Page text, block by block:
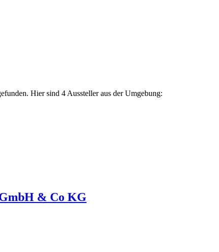
Hier sind 4 Aussteller aus der Umgebung:
& Co KG